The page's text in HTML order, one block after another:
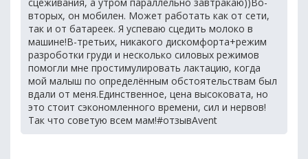
вторых, он мобилен. Может работать как от сети,
так и от батареек. Я успеваю сцедить молоко в
машине!В-третьих, никакого дискомфорта+режим
разроботки груди и несколько силовых режимов
помогли мне простимулировать лактацию, когда
мой малыш по определённым обстоятельствам был
вдали от меня.Единственное, цена высоковата, но
это стоит сэкономленного времени, сил и нервов!
Так что советую всем мам!#отзывAvent